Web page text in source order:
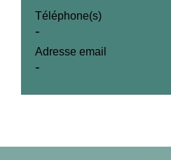
Téléphone(s)
-
Adresse email
-